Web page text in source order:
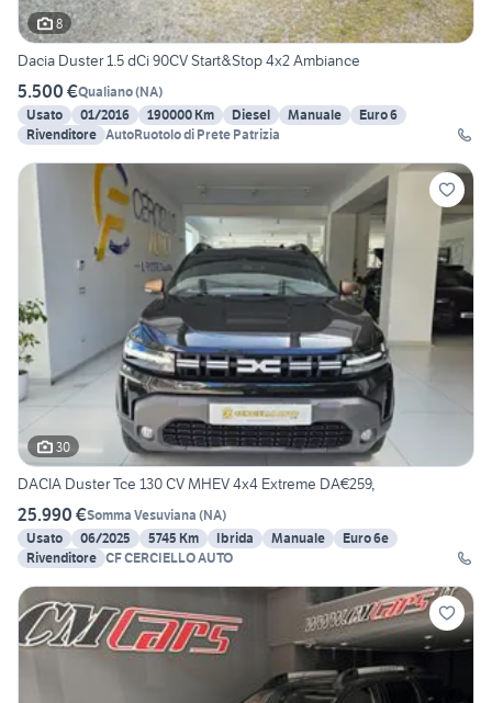
8
Dacia Duster 1.5 dCi 90CV Start&Stop 4x2 Ambiance
5.500 €Qualiano(NA)
Usato
01/2016 190000 Km Diesel Manuale
Euro 6
Rivenditore AutoRuotolo di Prete Patrizia
30
DACIA Duster Tce 130 CV MHEV 4x4 Extreme DA€259,
25.990 €Somma Vesuviana (NA)
Usato
06/2025 5745 Km Ibrida Manuale
Euro 6e
Rivenditore CF CERCIELLO AUTO